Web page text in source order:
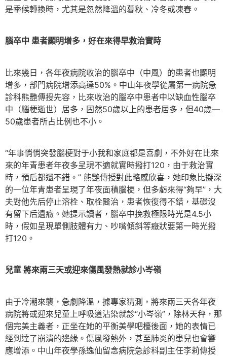
是季候轉換時，尤其是忽然降溫的暮秋、冷冬或凍春。
腦卒中 患者顯明增多，好在來得早救治實時
比來幾日，各年夜病院收治的腦卒中（中風）的患者也顯明
增多，部門病院增添高達50%。中山年夜學從屬第一病院急
診科熊艷傳授先容，比來收治的腦卒中患者中以缺血性腦卒
中（腦梗逝世）居多，固然50歲以上的患者居多，但40歲—
50歲患者所占比例也不小。
“年事悄悄突發腦梗對于小我和家庭都是喜劇，不外好在比來
來的年青患者年夜多呈現不適就實時撥打120，由于救治實
時，預后都還不錯。” 熊艷傳授對此略感欣喜，她印象比擬深
的一位年青患者呈現了年夜面積腦梗，但多虧來得“夠早”，大
夫對他先后停止溶栓、取栓醫治，患者恢復得不錯，基礎沒
有留下后遺癥。她提示讀者，腦卒中挽救極限時光是4.5小
時，假如呈現單側肢體有力、吵嘴傾斜等癥狀要第一時光撥
打120。
兒童 將來兩三天或迎來傷風發熱就診小岑嶺
由于冷潮來襲，急劇降溫，據專家猜測，將來兩三天各年夜
病院將或迎來兒童上呼吸道沾染就診“小岑嶺”，除林天秤，那
個完美主義者，正坐在她的平衡美學吧檯後面，她的表情已
經到達了崩潰的邊緣。傷風發熱外，甚至肺炎的患兒也會響
應增添。中山年夜學孫逸仙留念病院急診科副主任李莉傳授